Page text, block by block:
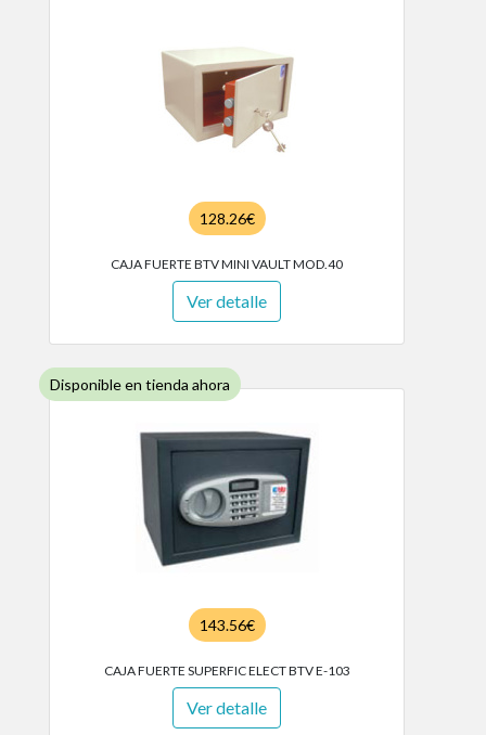
128.26€
CAJA FUERTE BTV MINI VAULT MOD.40
Ver detalle
Disponible en tienda ahora
143.56€
CAJA FUERTE SUPERFIC ELECT BTV E-103
Ver detalle